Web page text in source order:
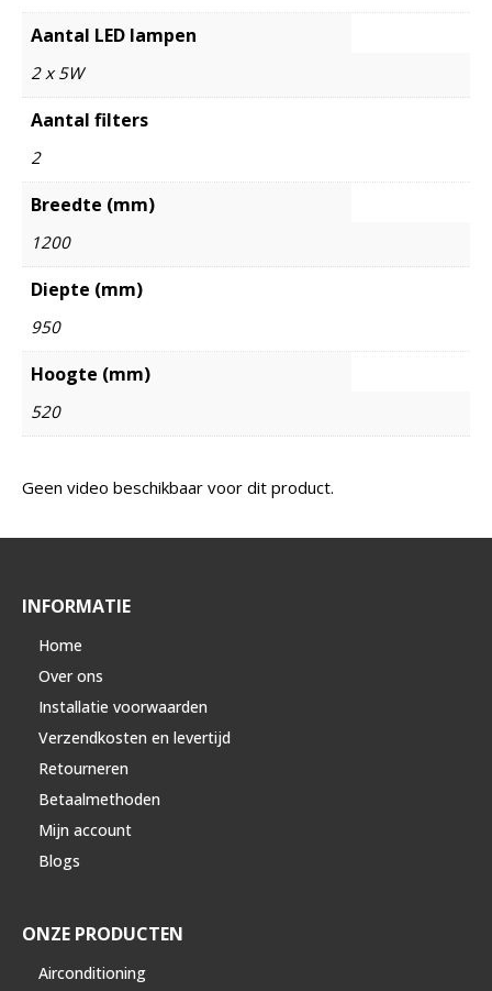
Aantal LED lampen
2 x 5W
Aantal filters
2
Breedte (mm)
1200
Diepte (mm)
950
Hoogte (mm)
520
Geen video beschikbaar voor dit product.
INFORMATIE
Home
Over ons
Installatie voorwaarden
Verzendkosten en levertijd
Retourneren
Betaalmethoden
Mijn account
Blogs
ONZE PRODUCTEN
Airconditioning